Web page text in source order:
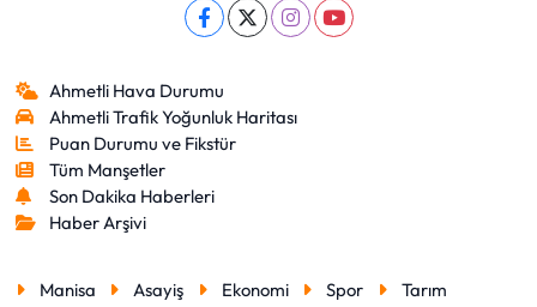
Ahmetli Hava Durumu
Ahmetli Trafik Yoğunluk Haritası
Puan Durumu ve Fikstür
Tüm Manşetler
Son Dakika Haberleri
Haber Arşivi
Manisa Asayiş Ekonomi Spor
Tarım